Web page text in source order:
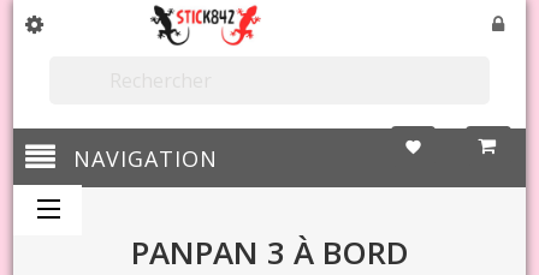
favorite
NAVIGATION
PANPAN 3 À BORD